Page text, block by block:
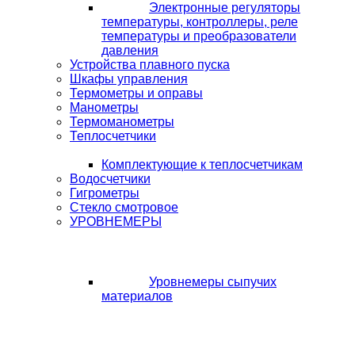
Электронные регуляторы
температуры, контроллеры, реле
температуры и преобразователи
давления
Устройства плавного пуска
Шкафы управления
Термометры и оправы
Манометры
Термоманометры
Теплосчетчики
Комплектующие к теплосчетчикам
Водосчетчики
Гигрометры
Стекло смотровое
УРОВНЕМЕРЫ
Уровнемеры сыпучих
материалов